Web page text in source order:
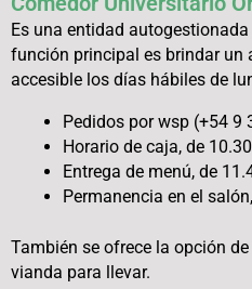
Es una entidad
función principal es brindar un
accesible los días hábiles de
Pedidos por wsp (+54 9
Horario de caja, de
Entrega de menú, de
Permanencia en el
También se ofrece la opción
vianda para llevar.